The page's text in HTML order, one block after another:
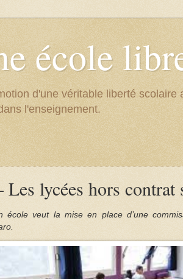
école
d'une véritable liberté
l'enseignement.
lycées hors contrat
école veut la mise en place d’une